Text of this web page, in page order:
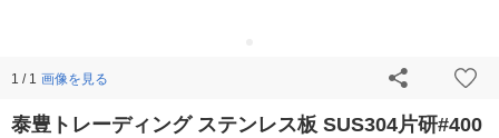
1 / 1 画像を見る
泰豊トレーディング ステンレス板 SUS304片研#400